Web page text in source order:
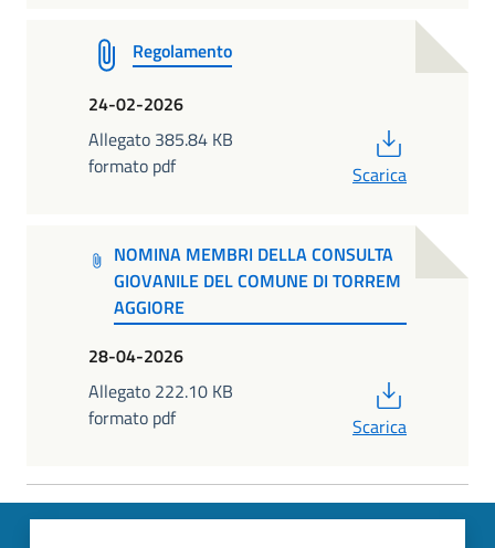
Regolamento
24-02-2026
Allegato 385.84 KB
formato pdf
Scarica
NOMINA MEMBRI DELLA CONSULTA
GIOVANILE DEL COMUNE DI TORREM
AGGIORE
28-04-2026
Allegato 222.10 KB
formato pdf
Scarica